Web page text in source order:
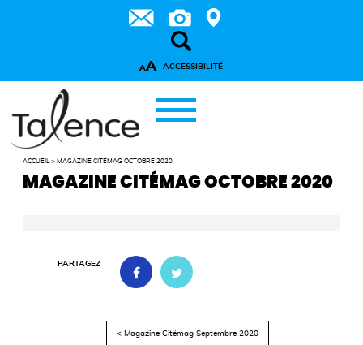
AA ACCESSIBILITÉ
ACCUEIL > MAGAZINE CITÉMAG OCTOBRE 2020
MAGAZINE CITÉMAG OCTOBRE 2020
PARTAGEZ
< Magazine Citémag Septembre 2020